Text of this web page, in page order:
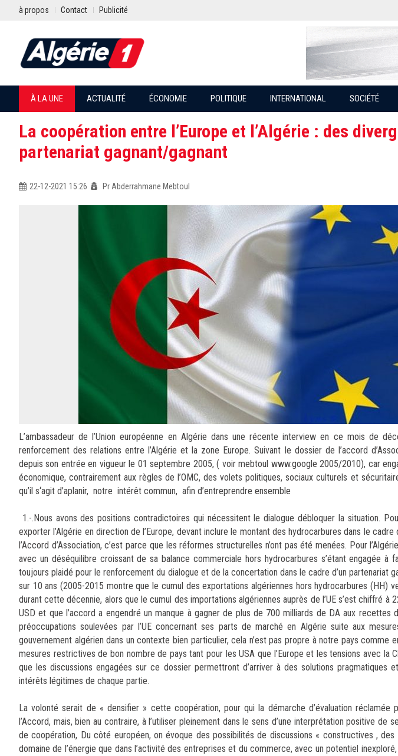
à propos Contact Publicité
À LA UNE ACTUALITÉ ÉCONOMIE POLITIQUE INTERNATIONAL SOCIÉTÉ
La coopération entre l’Europe et l’Algérie : des
partenariat gagnant/gagnant
22-12-2021 15:26 Pr Abderrahmane Mebtoul
L’ambassadeur de l’Union européenne en Algérie dans une récente interview en ce mois de
renforcement des relations entre l’Algérie et la zone Europe. Suivant le dossier de l’accord
depuis son entrée en vigueur le 01 septembre 2005, ( voir mebtoul www.google 2005/2010), car
économique, contrairement aux règles de l’OMC, des volets politiques, sociaux culturels et
qu’il s‘agit d’aplanir, notre intérêt commun, afin d’entreprendre ensemble
1.-.Nous avons des positions contradictoires qui nécessitent le dialogue débloquer la situation.
exporter l’Algérie en direction de l’Europe, devant inclure le montant des hydrocarbures dans le
l’Accord d’Association, c’est parce que les réformes structurelles n’ont pas été menées. Pour
avec un déséquilibre croissant de sa balance commerciale hors hydrocarbures s’étant engagée à
toujours plaidé pour le renforcement du dialogue et de la concertation dans le cadre d’un partenariat
sur 10 ans (2005-2015 montre que le cumul des exportations algériennes hors hydrocarbures (HH)
durant cette décennie, alors que le cumul des importations algériennes auprès de l’UE s’est chiffré à
USD et que l’accord a engendré un manque à gagner de plus de 700 milliards de DA aux recettes
préoccupations soulevées par l’UE concernant ses parts de marché en Algérie suite aux
gouvernement algérien dans un contexte bien particulier, cela n’est pas propre à notre pays comme
mesures restrictives de bon nombre de pays tant pour les USA que l’Europe et les tensions avec la
que les discussions engagées sur ce dossier permettront d’arriver à des solutions pragmatiques
intérêts légitimes de chaque partie.
La volonté serait de « densifier » cette coopération, pour qui la démarche d’évaluation réclamée
l’Accord, mais, bien au contraire, à l’utiliser pleinement dans le sens d’une interprétation positive de
de coopération, Du côté européen, on évoque des possibilités de discussions « constructives ,
domaine de l’énergie que dans l’activité des entreprises et du commerce, avec un potentiel